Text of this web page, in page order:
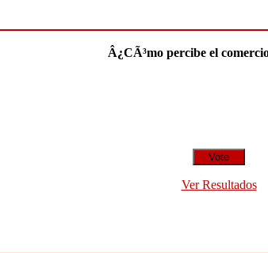
Â¿CÃ³mo percibe el
Ver Resultados